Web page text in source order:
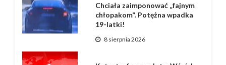
Chciała zaimponować „fajnym
chłopakom”. Potężna wpadka
19-latki!
8 sierpnia 2026